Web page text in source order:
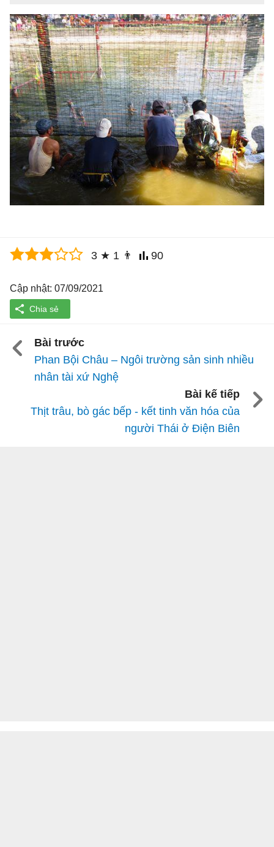
3 ★ 1 👨 90
Cập nhật: 07/09/2021
Bài trước
Phan Bội Châu – Ngôi trường sản sinh nhiều
nhân tài xứ Nghệ
Bài kế tiếp
Thịt trâu, bò gác bếp - kết tinh văn hóa của
người Thái ở Điện Biên